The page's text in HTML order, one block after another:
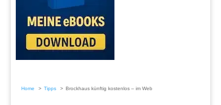
Home Tipps Brockhaus künftig kostenlos – im Web